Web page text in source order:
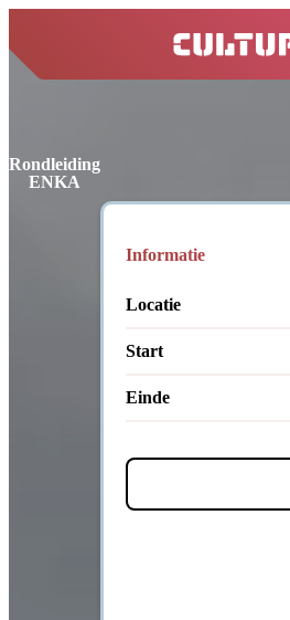
Rondleiding
ENKA
Informatie
Locatie
Start
Einde